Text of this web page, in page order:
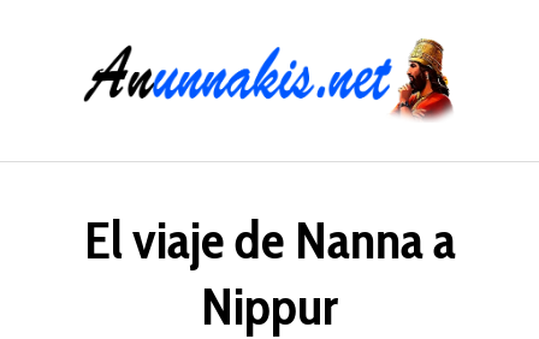
El viaje de Nanna a
Nippur